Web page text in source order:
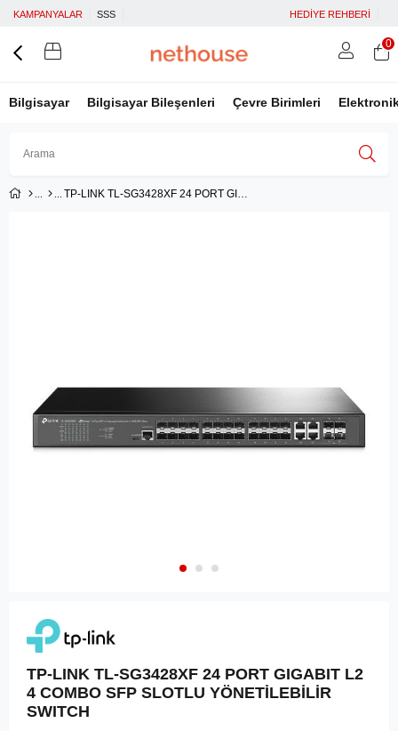
KAMPANYALAR SSS HEDİYE REHBERİ
Bilgisayar Bilgisayar Bileşenleri Çevre Birimleri
0
TP-LINK TL-SG3428XF 24 PORT GIGABIT L2 4 COMBO SFP SLOTLU YÖNETİLEBİLİR SWITCH
TP-LINK TL-SG3428XF 24 PORT GIGABIT L2
4 COMBO SFP SLOTLU YÖNETİLEBİLİR
SWITCH